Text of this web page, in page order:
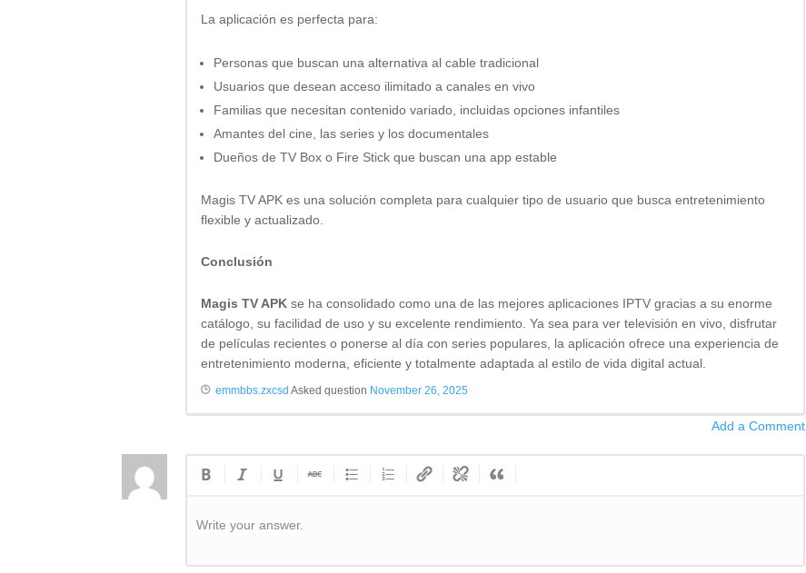
La aplicación es perfecta para:
Personas que buscan una alternativa al cable tradicional
Usuarios que desean acceso ilimitado a canales en vivo
Familias que necesitan contenido variado, incluidas opciones infantiles
Amantes del cine, las series y los documentales
Dueños de TV Box o Fire Stick que buscan una app estable
Magis TV APK es una solución completa para cualquier tipo de usuario que busca entretenimiento
flexible y actualizado.
Conclusión
Magis TV APK se ha consolidado como una de las mejores aplicaciones IPTV gracias a su enorme
catálogo, su facilidad de uso y su excelente rendimiento. Ya sea para ver televisión en vivo, disfrutar
de películas recientes o ponerse al día con series populares, la aplicación ofrece una experiencia de
entretenimiento moderna, eficiente y totalmente adaptada al estilo de vida digital actual.
emmbbs.zxcsd Asked question November 26, 2025
Add a Comment
Write your answer.